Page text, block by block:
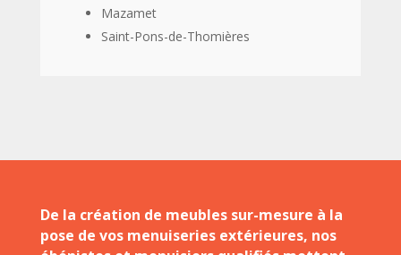
Mazamet
Saint-Pons-de-Thomières
De la création de meubles sur-mesure à la
pose de vos menuiseries extérieures, nos